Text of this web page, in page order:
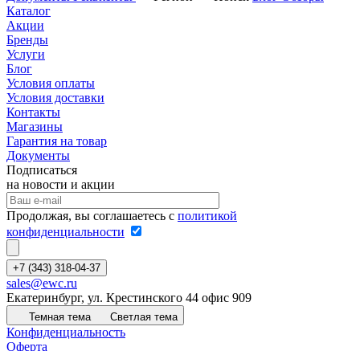
Каталог
Акции
Бренды
Услуги
Блог
Условия оплаты
Условия доставки
Контакты
Магазины
Гарантия на товар
Документы
Подписаться
на новости и акции
Продолжая, вы соглашаетесь с политикой
конфиденциальности
+7 (343) 318-04-37
sales@ewc.ru
Екатеринбург, ул. Крестинского 44 офис 909
Темная тема Светлая тема
Конфиденциальность
Оферта